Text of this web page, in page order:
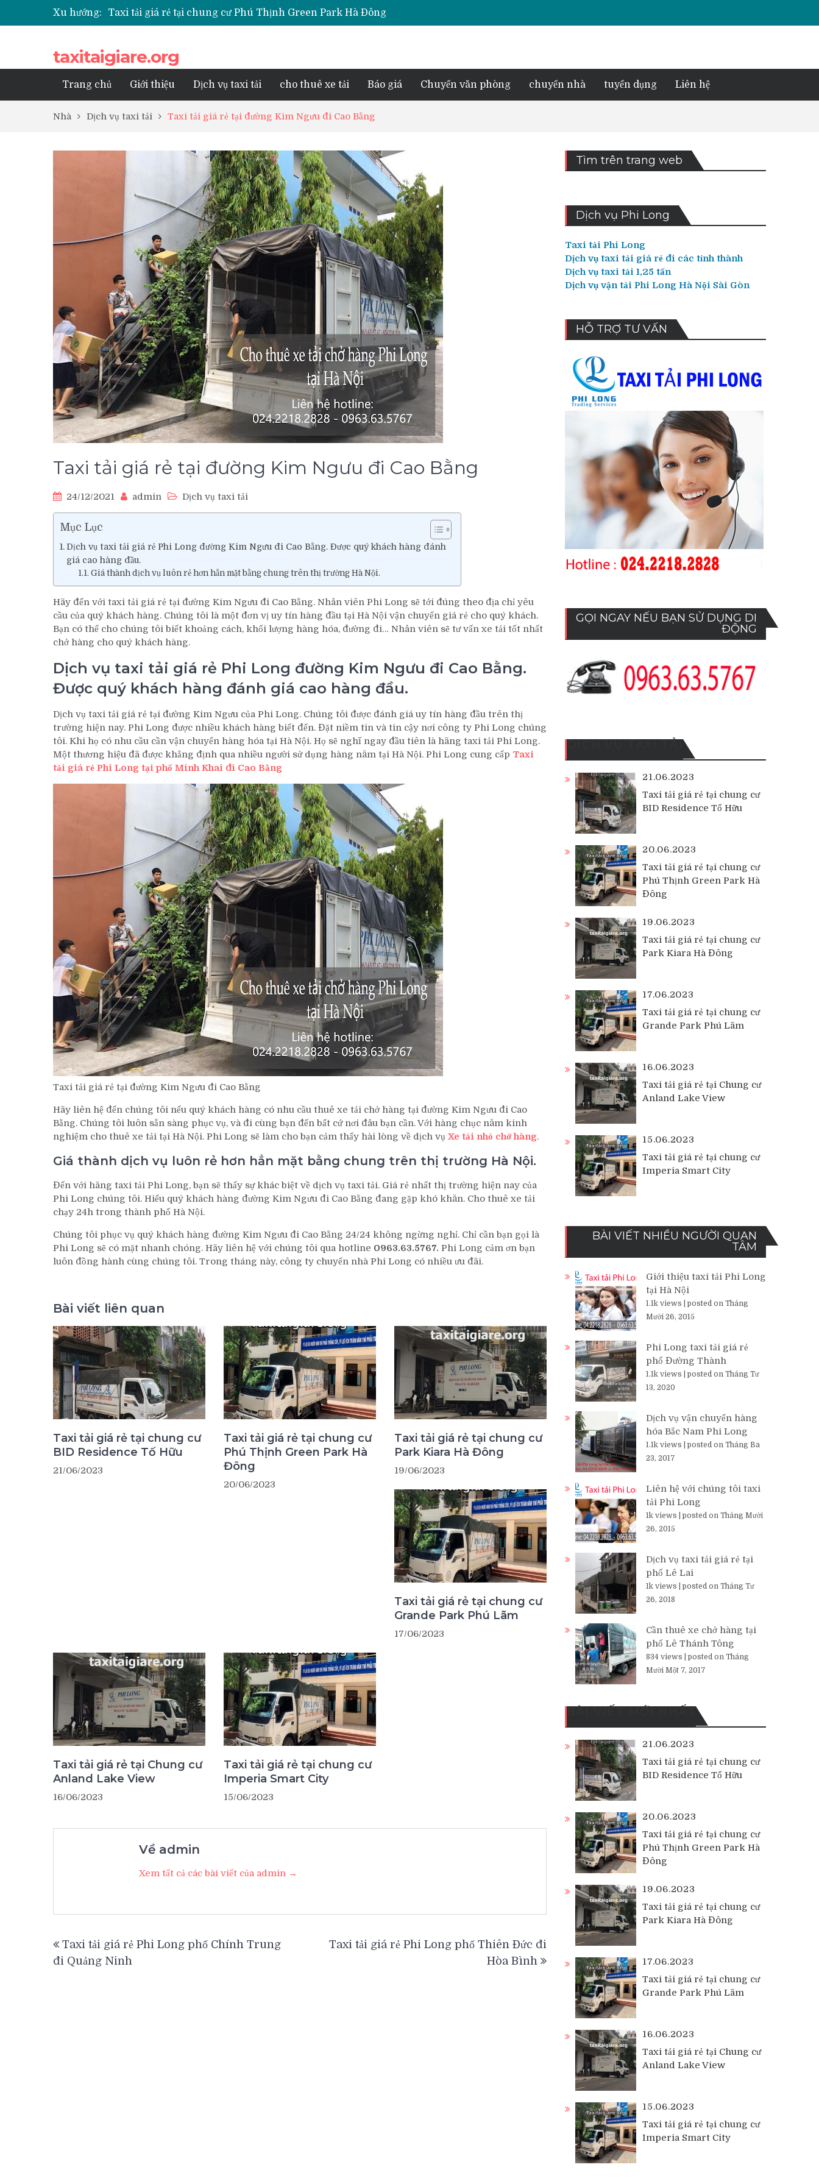
Xu hướng:
Taxi tải giá rẻ tại chung cư Phú Thịnh Green Park Hà Đông
Taxi tải giá rẻ tại chung cư Park Kiara Hà Đông
Taxi tải giá rẻ tại Chung cư Anland Lake View
Taxi tải giá rẻ tại chung cư BID Residence Tố Hữu
taxitaigiare.org
Trang chủ Giới thiệu Dịch vụ taxi tải cho thuê xe tải Báo giá Chuyển văn phòng chuyển nhà tuyển dụng Liên hệ
Nhà Dịch vụ taxi tải Taxi tải giá rẻ tại đường Kim Ngưu đi Cao Bằng
Taxi tải giá rẻ tại đường Kim Ngưu đi Cao Bằng
24/12/2021 admin Dịch vụ taxi tải
Mục Lục
Dịch vụ taxi tải giá rẻ Phi Long đường Kim Ngưu đi Cao Bằng. Được quý khách hàng đánh
giá cao hàng đầu.
Giá thành dịch vụ luôn rẻ hơn hẳn mặt bằng chung trên thị trường Hà Nội.
Hãy đến với taxi tải giá rẻ tại đường Kim Ngưu đi Cao Bằng. Nhân viên Phi Long sẽ tới đúng theo địa chỉ yêu
cầu của quý khách hàng. Chúng tôi là một đơn vị uy tín hàng đầu tại Hà Nội vận chuyển giá rẻ cho quý khách.
Bạn có thể cho chúng tôi biết khoảng cách, khối lượng hàng hóa, đường đi… Nhân viên sẽ tư vấn xe tải tốt nhất
chở hàng cho quý khách hàng.
Dịch vụ taxi tải giá rẻ Phi Long đường Kim Ngưu đi Cao Bằng.
Được quý khách hàng đánh giá cao hàng đầu.
Dịch vụ taxi tải giá rẻ tại đường Kim Ngưu của Phi Long. Chúng tôi được đánh giá uy tín hàng đầu trên thị
trường hiện nay. Phi Long được nhiều khách hàng biết đến. Đặt niềm tin và tin cậy nơi công ty Phi Long chúng
tôi. Khi họ có nhu cầu cần vận chuyển hàng hóa tại Hà Nội. Họ sẽ nghĩ ngay đầu tiên là hãng taxi tải Phi Long.
Một thương hiệu đã được khẳng định qua nhiều người sử dụng hàng năm tại Hà Nội. Phi Long cung cấp Taxi
tải giá rẻ Phi Long tại phố Minh Khai đi Cao Bằng
Taxi tải giá rẻ tại đường Kim Ngưu đi Cao Bằng
Hãy liên hệ đến chúng tôi nếu quý khách hàng có nhu cầu thuê xe tải chở hàng tại đường Kim Ngưu đi Cao
Bằng. Chúng tôi luôn sẵn sàng phục vụ, và đi cùng bạn đến bất cứ nơi đâu bạn cần. Với hàng chục năm kinh
nghiệm cho thuê xe tải tại Hà Nội. Phi Long sẽ làm cho bạn cảm thấy hài lòng về dịch vụ Xe tải nhỏ chở hàng.
Giá thành dịch vụ luôn rẻ hơn hẳn mặt bằng chung trên thị trường Hà Nội.
Đến với hãng taxi tải Phi Long, bạn sẽ thấy sự khác biệt về dịch vụ taxi tải. Giá rẻ nhất thị trường hiện nay của
Phi Long chúng tôi. Hiểu quý khách hàng đường Kim Ngưu đi Cao Bằng đang gặp khó khăn. Cho thuê xe tải
chạy 24h trong thành phố Hà Nội.
Chúng tôi phục vụ quý khách hàng đường Kim Ngưu đi Cao Bằng 24/24 không ngừng nghỉ. Chỉ cần bạn gọi là
Phi Long sẽ có mặt nhanh chóng. Hãy liên hệ với chúng tôi qua hotline 0963.63.5767. Phi Long cảm ơn bạn
luôn đồng hành cùng chúng tôi. Trong tháng này, công ty chuyển nhà Phi Long có nhiều ưu đãi.
Bài viết liên quan
Taxi tải giá rẻ tại chung cư
BID Residence Tố Hữu
21/06/2023
Taxi tải giá rẻ tại chung cư
Phú Thịnh Green Park Hà
Đông
20/06/2023
Taxi tải giá rẻ tại chung cư
Park Kiara Hà Đông
19/06/2023
Taxi tải giá rẻ tại chung cư
Grande Park Phú Lãm
17/06/2023
Taxi tải giá rẻ tại Chung cư
Anland Lake View
16/06/2023
Taxi tải giá rẻ tại chung cư
Imperia Smart City
15/06/2023
Về admin
Xem tất cả các bài viết của admin →
hướng
Taxi tải giá rẻ Phi Long phố Chính Trung
đi Quảng Ninh
Taxi tải giá rẻ Phi Long phố Thiên Đức đi
Hòa Bình
Tìm trên trang web
Dịch vụ Phi Long
Taxi tải Phi Long
Dịch vụ taxi tải giá rẻ đi các tỉnh thành
Dịch vụ taxi tải 1,25 tấn
Dịch vụ vận tải Phi Long Hà Nội Sài Gòn
HỖ TRỢ TƯ VẤN
GỌI NGAY NẾU BẠN SỬ DỤNG DI
ĐỘNG
21.06.2023
Taxi tải giá rẻ tại chung cư
BID Residence Tố Hữu
20.06.2023
Taxi tải giá rẻ tại chung cư
Phú Thịnh Green Park Hà
Đông
19.06.2023
Taxi tải giá rẻ tại chung cư
Park Kiara Hà Đông
17.06.2023
Taxi tải giá rẻ tại chung cư
Grande Park Phú Lãm
16.06.2023
Taxi tải giá rẻ tại Chung cư
Anland Lake View
15.06.2023
Taxi tải giá rẻ tại chung cư
Imperia Smart City
BÀI VIẾT NHIỀU NGƯỜI QUAN
TÂM
Giới thiệu taxi tải Phi Long
tại Hà Nội
1.1k views
posted on Tháng
Mười 26, 2015
Phi Long taxi tải giá rẻ
phố Đường Thành
1.1k views
posted on Tháng Tư
13, 2020
Dịch vụ vận chuyển hàng
hóa Bắc Nam Phi Long
1.1k views
posted on Tháng Ba
23, 2017
Liên hệ với chúng tôi taxi
tải Phi Long
1k views
posted on Tháng Mười
26, 2015
Dịch vụ taxi tải giá rẻ tại
phố Lê Lai
1k views
posted on Tháng Tư
26, 2018
Cần thuê xe chở hàng tại
phố Lê Thánh Tông
834 views
posted on Tháng
Mười Một 7, 2017
BÀI VIẾT MỚI NHẤT
21.06.2023
Taxi tải giá rẻ tại chung cư
BID Residence Tố Hữu
20.06.2023
Taxi tải giá rẻ tại chung cư
Phú Thịnh Green Park Hà
Đông
19.06.2023
Taxi tải giá rẻ tại chung cư
Park Kiara Hà Đông
17.06.2023
Taxi tải giá rẻ tại chung cư
Grande Park Phú Lãm
16.06.2023
Taxi tải giá rẻ tại Chung cư
Anland Lake View
15.06.2023
Taxi tải giá rẻ tại chung cư
Imperia Smart City